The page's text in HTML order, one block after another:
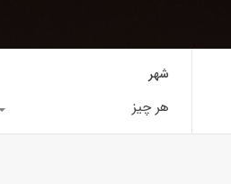
شهر
هر چیز